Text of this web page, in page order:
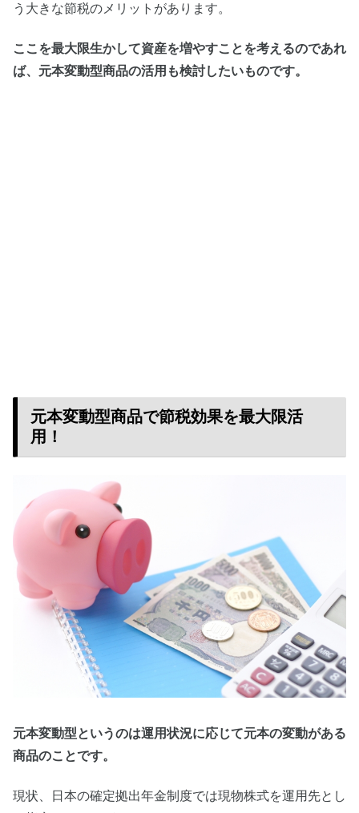
う大きな節税のメリットがあります。
ここを最大限生かして資産を増やすことを考えるのであれ
ば、元本変動型商品の活用も検討したいものです。
元本変動型商品で節税効果を最大限活
用！
元本変動型というのは運用状況に応じて元本の変動がある
商品のことです。
現状、日本の確定拠出年金制度では現物株式を運用先とし